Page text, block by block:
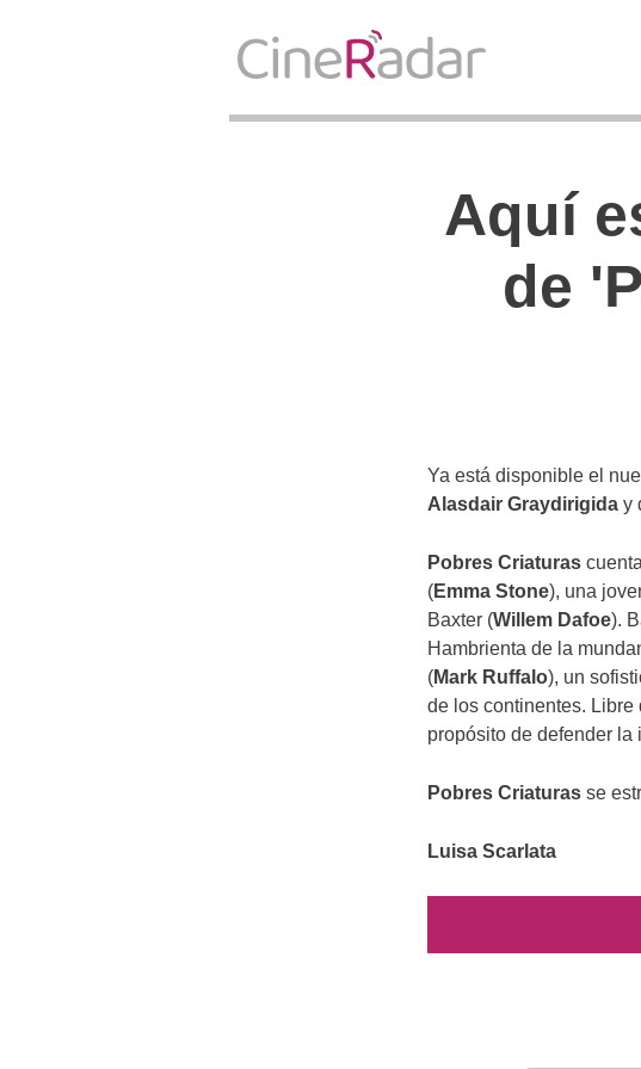
Aquí
de
Ya está disponible el
Alasdair Graydirigida y
Pobres Criaturas
(Emma Stone), una
Baxter (Willem Dafoe).
Hambrienta de la
(Mark Ruffalo), un
de los continentes.
propósito de defender
Pobres Criaturas se
Luisa Scarlata